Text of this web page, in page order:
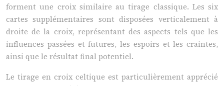
forment une croix similaire au tirage classique. Les six
cartes supplémentaires sont disposées verticalement à
droite de la croix, représentant des aspects tels que les
influences passées et futures, les espoirs et les craintes,
ainsi que le résultat final potentiel.
Le tirage en croix celtique est particulièrement apprécié